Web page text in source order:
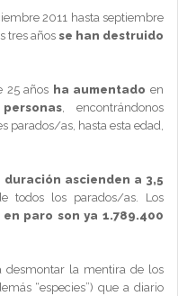
2011 hasta septiembre
tres añosse han destruido
25 años ha aumentado en
, encontrándonos
parados/as, hasta esta edad,
ascienden a 3,5
todos los parados/as. Los
paro son ya 1.789.400
desmontar la mentira de los
“especies”) que a diario